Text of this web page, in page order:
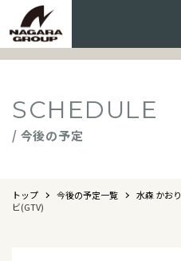
SCHEDULE
/ 今後の予定
トップ 今後の予定一覧 水森 かおり
ビ(GTV)